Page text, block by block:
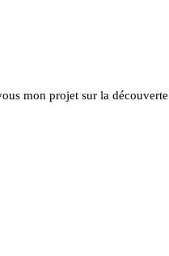
mon projet sur la